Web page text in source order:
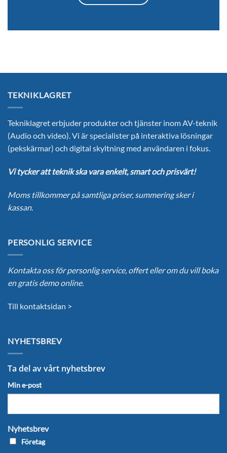
TEKNIKLAGRET
Tekniklagret erbjuder produkter och tjänster inom AV-teknik
(Audio och video). Vi är specialister på interaktiva lösningar
(pekskärmar) och digital skyltning med användaren i fokus.
Vi tycker att teknik ska vara enkelt, smart och prisvärt!
Moms tillkommer på samtliga priser, summering sker i
kassan.
PERSONLIG SERVICE
Kontakta oss för personlig service, offert eller om du vill boka
en gratis demo online.
Till kontaktsidan >
NYHETSBREV
Ta del av vårt nyhetsbrev
Min e-post
Nyhetsbrev
Företag